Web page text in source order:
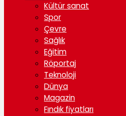
Kültür sanat
Spor
Çevre
Sağlık
Eğitim
Röportaj
Teknoloji
Dünya
Magazin
Fındık fiyatları